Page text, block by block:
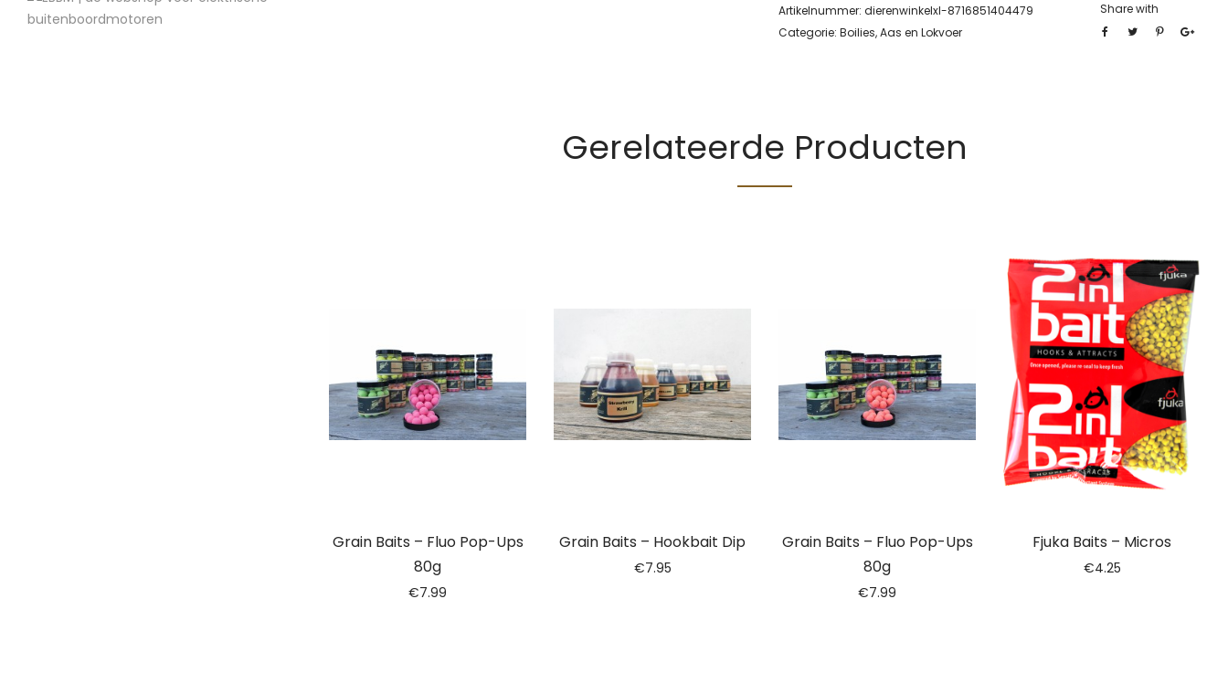
Artikelnummer: dierenwinkelxl-8716851404479
Categorie: Boilies, Aas en Lokvoer
Share with
Gerelateerde Producten
Grain Baits – Fluo Pop-Ups
80g
€7.99
Grain Baits – Hookbait Dip
€7.95
Grain Baits – Fluo Pop-Ups
80g
€7.99
Fjuka Baits – Micros
€4.25